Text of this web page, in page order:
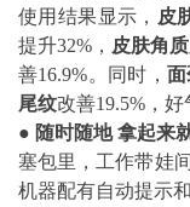
使用结果显示， 皮
提升32%， 皮肤角
善16.9%。同时，
尾纹改善19.5%，好
● 随时随地拿起来
塞包里，工作带娃
机器配有自动提示和